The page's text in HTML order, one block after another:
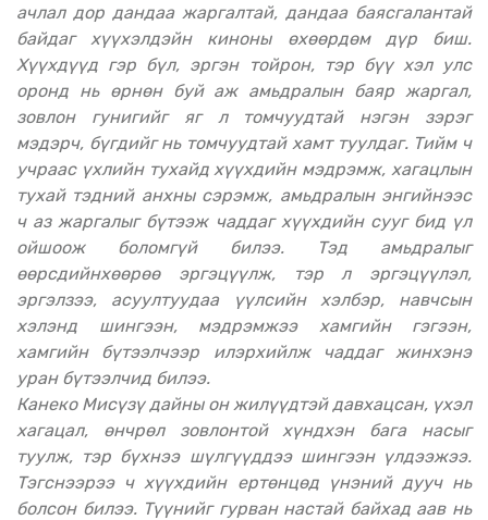
ачлал дор дандаа жаргалтай, дандаа баясгалантай
байдаг хүүхэлдэйн киноны өхөөрдөм дүр биш.
Хүүхдүүд гэр бүл, эргэн тойрон, тэр бүү хэл улс
оронд нь өрнөн буй аж амьдралын баяр жаргал,
зовлон гунигийг яг л томчуудтай нэгэн зэрэг
мэдэрч, бүгдийг нь томчуудтай хамт туулдаг. Тийм ч
учраас үхлийн тухайд хүүхдийн мэдрэмж, хагацлын
тухай тэдний анхны сэрэмж, амьдралын энгийнээс
ч аз жаргалыг бүтээж чаддаг хүүхдийн сууг бид үл
ойшоож боломгүй билээ. Тэд амьдралыг
өөрсдийнхөөрөө эргэцүүлж, тэр л эргэцүүлэл,
эргэлзээ, асуултуудаа үүлсийн хэлбэр, навчсын
хэлэнд шингээн, мэдрэмжээ хамгийн гэгээн,
хамгийн бүтээлчээр илэрхийлж чаддаг жинхэнэ
уран бүтээлчид билээ.
Канеко Мисүзү дайны он жилүүдтэй давхацсан, үхэл
хагацал, өнчрөл зовлонтой хүндхэн бага насыг
туулж, тэр бүхнээ шүлгүүддээ шингээн үлдээжээ.
Тэгснээрээ ч хүүхдийн ертөнцөд үнэний дууч нь
болсон билээ. Түүнийг гурван настай байхад аав нь